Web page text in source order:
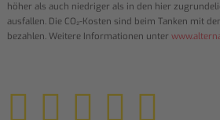
höher als auch niedriger als in den hier
ausfallen. Die CO₂-Kosten sind beim Tanken mit
bezahlen. Weitere Informationen unter